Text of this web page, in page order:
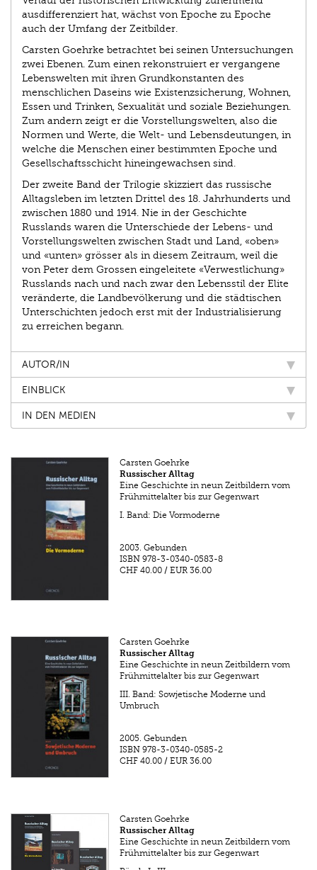
ausdifferenziert hat, wächst von Epoche zu Epoche
auch der Umfang der Zeitbilder.
Carsten Goehrke betrachtet bei seinen Untersuchungen
zwei Ebenen. Zum einen rekonstruiert er vergangene
Lebenswelten mit ihren Grundkonstanten des
menschlichen Daseins wie Existenzsicherung, Wohnen,
Essen und Trinken, Sexualität und soziale Beziehungen.
Zum andern zeigt er die Vorstellungswelten, also die
Normen und Werte, die Welt- und Lebensdeutungen, in
welche die Menschen einer bestimmten Epoche und
Gesellschaftsschicht hineingewachsen sind.
Der zweite Band der Trilogie skizziert das russische
Alltagsleben im letzten Drittel des 18. Jahrhunderts und
zwischen 1880 und 1914. Nie in der Geschichte
Russlands waren die Unterschiede der Lebens- und
Vorstellungswelten zwischen Stadt und Land, «oben»
und «unten» grösser als in diesem Zeitraum, weil die
von Peter dem Grossen eingeleitete «Verwestlichung»
Russlands nach und nach zwar den Lebensstil der Elite
veränderte, die Landbevölkerung und die städtischen
Unterschichten jedoch erst mit der Industrialisierung
zu erreichen begann.
AUTOR/IN
EINBLICK
IN DEN MEDIEN
Carsten Goehrke
Russischer Alltag
Eine Geschichte in neun Zeitbildern vom
Frühmittelalter bis zur Gegenwart
I. Band: Die Vormoderne
2003. Gebunden
ISBN 978-3-0340-0583-8
CHF 40.00 /EUR 36.00
Carsten Goehrke
Russischer Alltag
Eine Geschichte in neun Zeitbildern vom
Frühmittelalter bis zur Gegenwart
III. Band: Sowjetische Moderne und
Umbruch
2005. Gebunden
ISBN 978-3-0340-0585-2
CHF 40.00 /EUR 36.00
Carsten Goehrke
Russischer Alltag
Eine Geschichte in neun Zeitbildern vom
Frühmittelalter bis zur Gegenwart